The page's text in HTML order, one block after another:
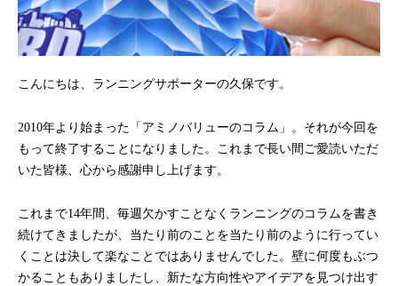
こんにちは、ランニングサポーターの久保です。
2010年より始まった「アミノバリューのコラム」。それが今回を
もって終了することになりました。これまで長い間ご愛読いただ
いた皆様、心から感謝申し上げます。
これまで14年間、毎週欠かすことなくランニングのコラムを書き
続けてきましたが、当たり前のことを当たり前のように行ってい
くことは決して楽なことではありませんでした。壁に何度もぶつ
かることもありましたし、新たな方向性やアイデアを見つけ出す